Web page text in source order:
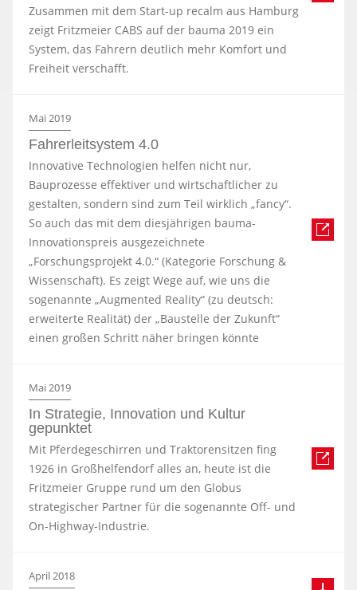
Zusammen mit dem Start-up recalm aus Hamburg
zeigt Fritzmeier CABS auf der bauma 2019 ein
System, das Fahrern deutlich mehr Komfort und
Freiheit verschafft.
Mai 2019
Fahrerleitsystem 4.0
Innovative Technologien helfen nicht nur,
Bauprozesse effektiver und wirtschaftlicher zu
gestalten, sondern sind zum Teil wirklich „fancy“.
So auch das mit dem diesjährigen bauma-
Innovationspreis ausgezeichnete
„Forschungsprojekt 4.0.“ (Kategorie Forschung &
Wissenschaft). Es zeigt Wege auf, wie uns die
sogenannte „Augmented Reality“ (zu deutsch:
erweiterte Realität) der „Baustelle der Zukunft“
einen großen Schritt näher bringen könnte
Mai 2019
In Strategie, Innovation und Kultur
gepunktet
Mit Pferdegeschirren und Traktorensitzen fing
1926 in Großhelfendorf alles an, heute ist die
Fritzmeier Gruppe rund um den Globus
strategischer Partner für die sogenannte Off- und
On-Highway-Industrie.
April 2018